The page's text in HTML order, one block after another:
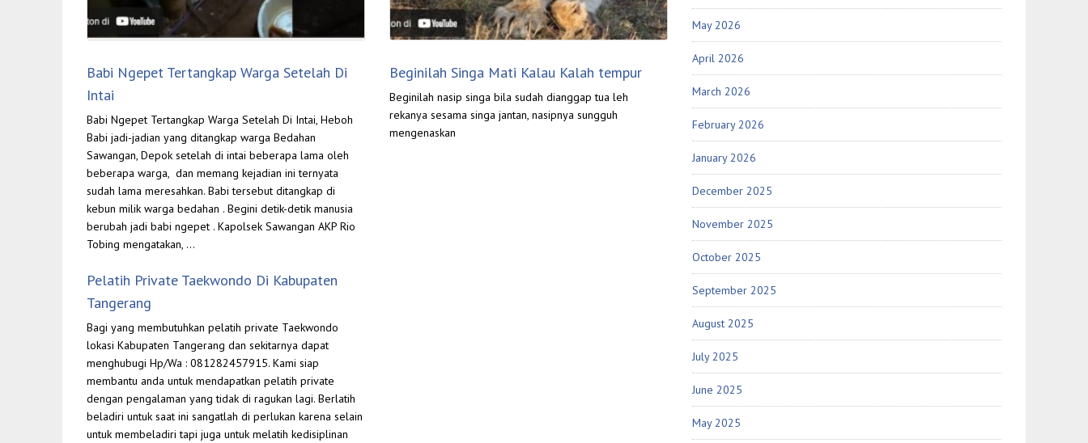
Babi Ngepet Tertangkap Warga Setelah Di
Intai
Babi Ngepet Tertangkap Warga Setelah Di Intai, Heboh
Babi jadi-jadian yang ditangkap warga Bedahan
Sawangan, Depok setelah di intai beberapa lama oleh
beberapa warga, dan memang kejadian ini ternyata
sudah lama meresahkan. Babi tersebut ditangkap di
kebun milik warga bedahan . Begini detik-detik manusia
berubah jadi babi ngepet . Kapolsek Sawangan AKP Rio
Tobing mengatakan, …
Beginilah Singa Mati Kalau Kalah tempur
Beginilah nasip singa bila sudah dianggap tua leh
rekanya sesama singa jantan, nasipnya sungguh
mengenaskan
Pelatih Private Taekwondo Di Kabupaten
Tangerang
Bagi yang membutuhkan pelatih private Taekwondo
lokasi Kabupaten Tangerang dan sekitarnya dapat
menghubugi Hp/Wa : 081282457915. Kami siap
membantu anda untuk mendapatkan pelatih private
dengan pengalaman yang tidak di ragukan lagi. Berlatih
beladiri untuk saat ini sangatlah di perlukan karena selain
untuk membeladiri tapi juga untuk melatih kedisiplinan
May 2026
April 2026
March 2026
February 2026
January 2026
December 2025
November 2025
October 2025
September 2025
August 2025
July 2025
June 2025
May 2025